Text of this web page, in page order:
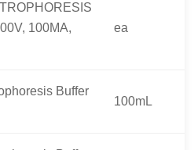
100MA,
ea
Buffer
100mL